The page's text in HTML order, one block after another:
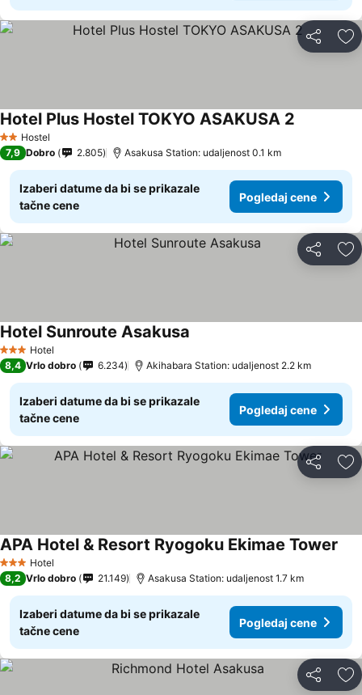
Deli
2 Zvezdice
Hostel
Hotel Plus Hostel TOKYO ASAKUSA 2
7,9 Dobro 2.805 Asakusa Station: udaljenost 0.1 km
Izaberi datume da bi se prikazale
tačne cene
Pogledaj cene
Deli
3 Zvezdice
Hotel
Hotel Sunroute Asakusa
8,4 Vrlo dobro 6.234 Akihabara Station: udaljenost 2.2 km
Izaberi datume da bi se prikazale
tačne cene
Pogledaj cene
Deli
3 Zvezdice
Hotel
APA Hotel & Resort Ryogoku Ekimae Tower
8,2 Vrlo dobro 21.149 Asakusa Station: udaljenost 1.7 km
Izaberi datume da bi se prikazale
tačne cene
Pogledaj cene
Deli